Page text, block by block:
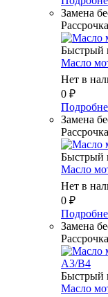
Замена
Рассрочка
Быстрый
Масло
Нет в
0 ₽
Замена
Рассрочка
Быстрый
Масло
Нет в
0 ₽
Замена
Рассрочка
Быстрый
Масло